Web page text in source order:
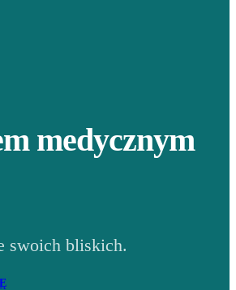
medycznym
swoich bliskich.